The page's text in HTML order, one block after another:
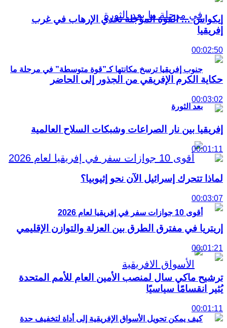
جنوب إفريقيا ترسخ مكانتها كـ”قوة متوسطة” في مرحلة ما
بعد الثورة
أقوى 10 جوازات سفر في إفريقيا لعام 2026
كيف يمكن تحويل الأسواق الإفريقية إلى أداة لتخفيف حدة
إيكواس … القوة المؤجلة تحدي الإرهاب في غرب
إفريقيا
00:02:50
حكاية الكرم الإفريقي من الجذور إلى الحاضر
00:03:02
إفريقيا بين نار الصراعات وشبكات السلاح العالمية
00:01:11
لماذا تتحرك إسرائيل الآن نحو إثيوبيا؟
00:03:07
إريتريا في مفترق الطرق بين العزلة والتوازن الإقليمي
00:01:21
ترشيح ماكي سال لمنصب الأمين العام للأمم المتحدة
يُثير انقسامًا سياسيًا
00:01:11